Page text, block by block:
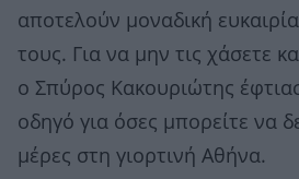
αποτελούν μοναδική
τους. Για να μην τις χάσετε
ο Σπύρος Κακουριώτης
οδηγό για όσες μπορείτε να
μέρες στη γιορτινή Αθήνα.